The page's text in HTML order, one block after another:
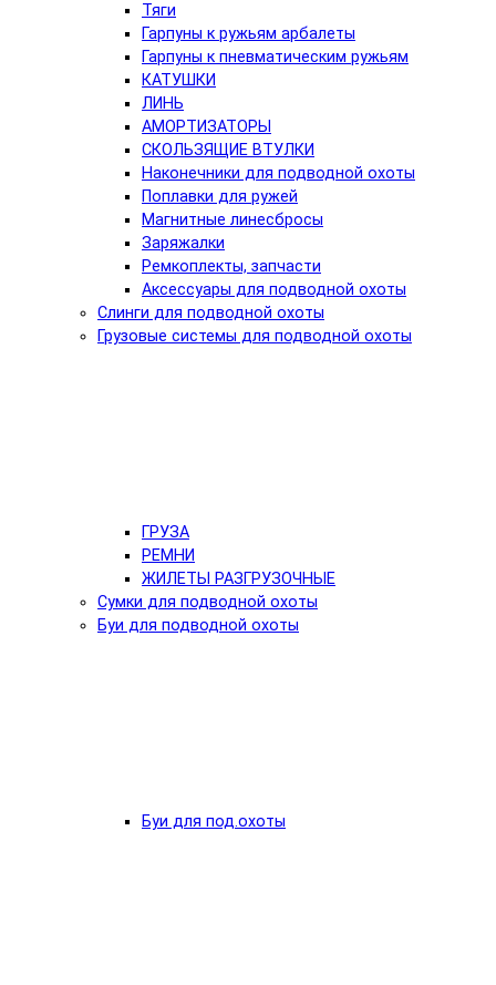
Тяги
Гарпуны к ружьям арбалеты
Гарпуны к пневматическим ружьям
КАТУШКИ
ЛИНЬ
АМОРТИЗАТОРЫ
СКОЛЬЗЯЩИЕ ВТУЛКИ
Наконечники для подводной охоты
Поплавки для ружей
Магнитные линесбросы
Заряжалки
Ремкоплекты, запчасти
Аксессуары для подводной охоты
Слинги для подводной охоты
Грузовые системы для подводной охоты
ГРУЗА
РЕМНИ
ЖИЛЕТЫ РАЗГРУЗОЧНЫЕ
Сумки для подводной охоты
Буи для подводной охоты
Буи для под.охоты